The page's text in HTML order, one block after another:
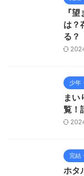
『
は？
る？
少年
まい
覧！
完結
ホタ